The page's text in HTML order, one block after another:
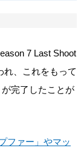
7 Last Shoot
れ、これをもって
完了したことが
ファー」やマッ